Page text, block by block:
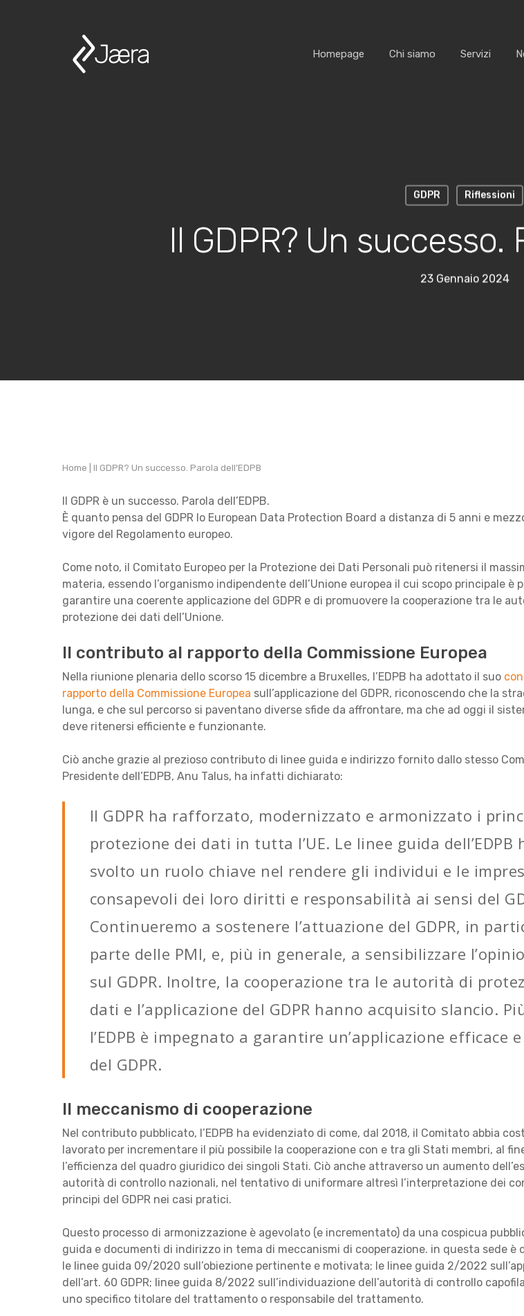
Homepage Chi siamo Servizi
GDPR Riflessioni
Il GDPR? Un successo.
23 Gennaio 2024
Home Il GDPR? Un successo. Parola dell’EDPB
Il GDPR è un successo. Parola dell’EDPB.
È quanto pensa del GDPR lo European Data Protection Board a distanza di 5 anni e
vigore del Regolamento europeo.
Come noto, il Comitato Europeo per la Protezione dei Dati Personali può ritenersi il
materia, essendo l’organismo indipendente dell’Unione europea il cui scopo principale è
garantire una coerente applicazione del GDPR e di promuovere la cooperazione tra le
protezione dei dati dell’Unione.
Il contributo al rapporto della Commissione Europea
Nella riunione plenaria dello scorso 15 dicembre a Bruxelles, l’EDPB ha adottato il suo
rapporto della Commissione Europea sull’applicazione del GDPR, riconoscendo che la
lunga, e che sul percorso si paventano diverse sfide da affrontare, ma che ad oggi il
deve ritenersi efficiente e funzionante.
Ciò anche grazie al prezioso contributo di linee guida e indirizzo fornito dallo stesso
Presidente dell’EDPB, Anu Talus, ha infatti dichiarato:
Il GDPR ha rafforzato, modernizzato e armonizzato i
protezione dei dati in tutta l’UE. Le linee guida dell’EDPB
svolto un ruolo chiave nel rendere gli individui e le
consapevoli dei loro diritti e responsabilità ai sensi del
Continueremo a sostenere l’attuazione del GDPR, in
parte delle PMI, e, più in generale, a sensibilizzare
sul GDPR. Inoltre, la cooperazione tra le autorità di
dati e l’applicazione del GDPR hanno acquisito slancio.
l’EDPB è impegnato a garantire un’applicazione efficace
del GDPR.
Il meccanismo di cooperazione
Nel contributo pubblicato, l’EDPB ha evidenziato di come, dal 2018, il Comitato abbia
lavorato per incrementare il più possibile la cooperazione con e tra gli Stati membri, al
l’efficienza del quadro giuridico dei singoli Stati. Ciò anche attraverso un aumento
autorità di controllo nazionali, nel tentativo di uniformare altresì l’interpretazione dei
principi del GDPR nei casi pratici.
Questo processo di armonizzazione è agevolato (e incrementato) da una cospicua
guida e documenti di indirizzo in tema di meccanismi di cooperazione. in questa sede è
le linee guida 09/2020 sull’obiezione pertinente e motivata; le linee guida 2/2022
dell’art. 60 GDPR; linee guida 8/2022 sull’individuazione dell’autorità di controllo
uno specifico titolare del trattamento o responsabile del trattamento.